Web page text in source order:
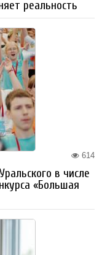
реальность
614
в числе
«Большая